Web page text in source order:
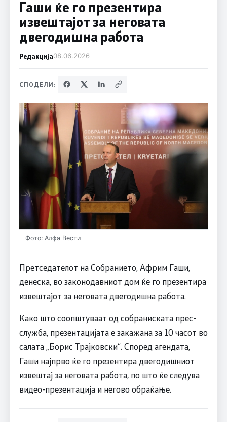
Гаши ќе го презентира
извештајот за неговата
двегодишна работа
Редакција08.06.2026
СПОДЕЛИ:
Фото: Алфа Вести
Претседателот на Собранието, Африм Гаши,
денеска, во законодавниот дом ќе го презентира
извештајот за неговата двегодишна работа.
Како што соопштуваат од собраниската прес-
служба, презентацијата е закажана за 10 часот во
салата „Борис Трајковски“. Според агендата,
Гаши најпрво ќе го презентира двегодишниот
извештај за неговата работа, по што ќе следува
видео-презентација и негово обраќање.